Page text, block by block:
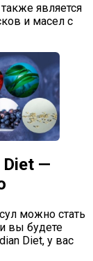
является
и масел с
Diet —
можно стать
вы будете
Diet, у вас